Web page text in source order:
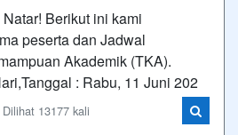
Berikut ini kami
peserta dan Jadwal
Akademik (TKA).
: Rabu, 11 Juni 202
13177 kali